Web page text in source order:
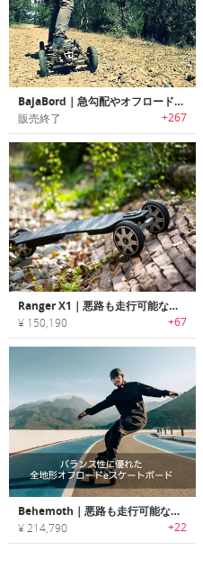
BajaBord｜急勾配やオフロードでも走行可能なハイパワーモーター搭載電動スケートボード「バジャボード」
販売終了 +267
Ranger X1｜悪路も走行可能な全地形対応型電動スケートボード 「レンジャーX1」
¥ 150,190 +67
Behemoth｜悪路も走行可能なバランス性に優れた全地形オフロードeスケートボード「ベヒモス」
¥ 214,790 +22